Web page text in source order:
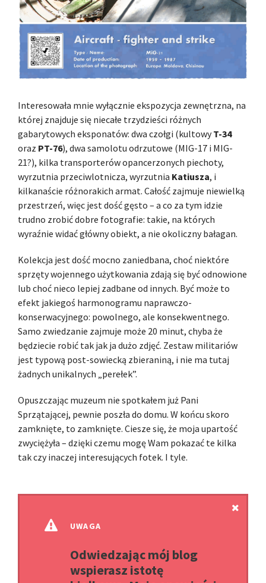
Interesowała mnie wyłącznie ekspozycja zewnętrzna, na
której znajduje się niecałe trzydzieści różnych
gabarytowych eksponatów: dwa czołgi (kultowyT-34
oraz PT-76), dwa samolotu odrzutowe (MIG-17 i MIG-
21?), kilka transporterów opancerzonych piechoty,
wyrzutnia przeciwlotnicza, wyrzutnia Katiusza, i
kilkanaście różnorakich armat. Całość zajmuje niewielką
przestrzeń, więc jest dość gęsto – a co za tym idzie
trudno zrobić dobre fotografie: takie, na których
wyraźnie widać główny obiekt, a nie okoliczny bałagan.
Kolekcja jest dość mocno zaniedbana, choć niektóre
sprzęty wojennego użytkowania zdają się być odnowione
lub choć nieco lepiej zadbane od innych. Być może to
efekt jakiegoś harmonogramu naprawczo-
konserwacyjnego: powolnego, ale konsekwentnego.
Samo zwiedzanie zajmuje może 20 minut, chyba że
będziecie robić tak jak ja dużo zdjęć. Zestaw militariów
jest typową post-sowiecką zbieraniną, i nie ma tutaj
żadnych unikalnych „perełek”.
Opuszczając muzeum nie spotkałem już Pani
Sprzątającej, pewnie poszła do domu. W końcu skoro
zamknięte, to zamknięte. Ciesze się, że moja upartość
zwyciężyła – dzięki czemu mogę Wam pokazać te kilka
tak czy inaczej interesujących fotek. I tyle.
UWAGA
Odwiedzając mój blog
wspierasz istotę